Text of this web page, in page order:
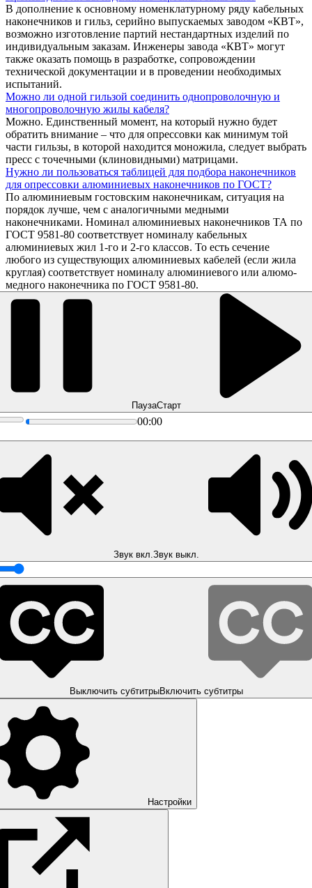
В дополнение к основному номенклатурному ряду кабельных
наконечников и гильз, серийно выпускаемых заводом «КВТ»,
возможно изготовление партий нестандартных изделий по
индивидуальным заказам. Инженеры завода «КВТ» могут
также оказать помощь в разработке, сопровождении
технической документации и в проведении необходимых
испытаний.
Можно ли одной гильзой соединить однопроволочную и
многопроволочную жилы кабеля?
Можно. Единственный момент, на который нужно будет
обратить внимание – что для опрессовки как минимум той
части гильзы, в которой находится моножила, следует выбрать
пресс с точечными (клиновидными) матрицами.
Нужно ли пользоваться таблицей для подбора наконечников
для опрессовки алюминиевых наконечников по ГОСТ?
По алюминиевым гостовским наконечникам, ситуация на
порядок лучше, чем с аналогичными медными
наконечниками. Номинал алюминиевых наконечников ТА по
ГОСТ 9581-80 соответствует номиналу кабельных
алюминиевых жил 1-го и 2-го классов. То есть сечение
любого из существующих алюминиевых кабелей (если жила
круглая) соответствует номиналу алюминиевого или алюмо-
медного наконечника по ГОСТ 9581-80.
ПаузаСтарт
00:00
Звук вкл.Звук выкл.
Выключить субтитрыВключить субтитры
Настройки